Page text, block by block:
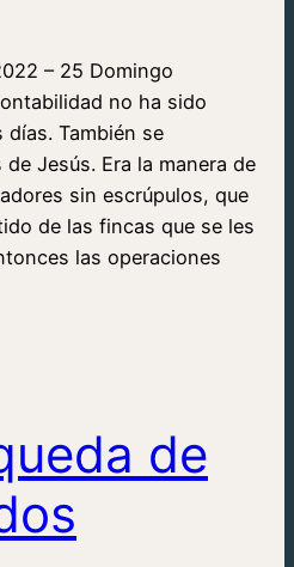
– 25 Domingo
no ha sido
También se
Jesús. Era la manera de
sin escrúpulos, que
de las fincas que se les
las operaciones
de